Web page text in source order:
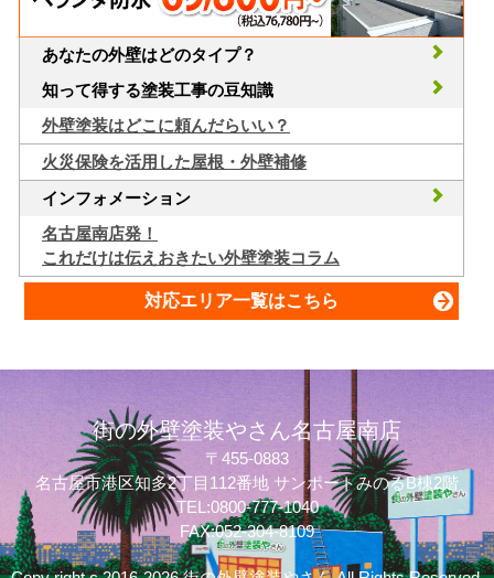
あなたの外壁はどのタイプ？
知って得する塗装工事の豆知識
外壁塗装はどこに頼んだらいい？
火災保険を活用した屋根・外壁補修
インフォメーション
名古屋南店発！
これだけは伝えおきたい外壁塗装コラム
対応エリア一覧はこちら
街の外壁塗装やさん名古屋南店
〒455-0883
名古屋市港区知多2丁目112番地 サンポートみのるB棟2階
TEL:0800-777-1040
FAX:052-304-8109